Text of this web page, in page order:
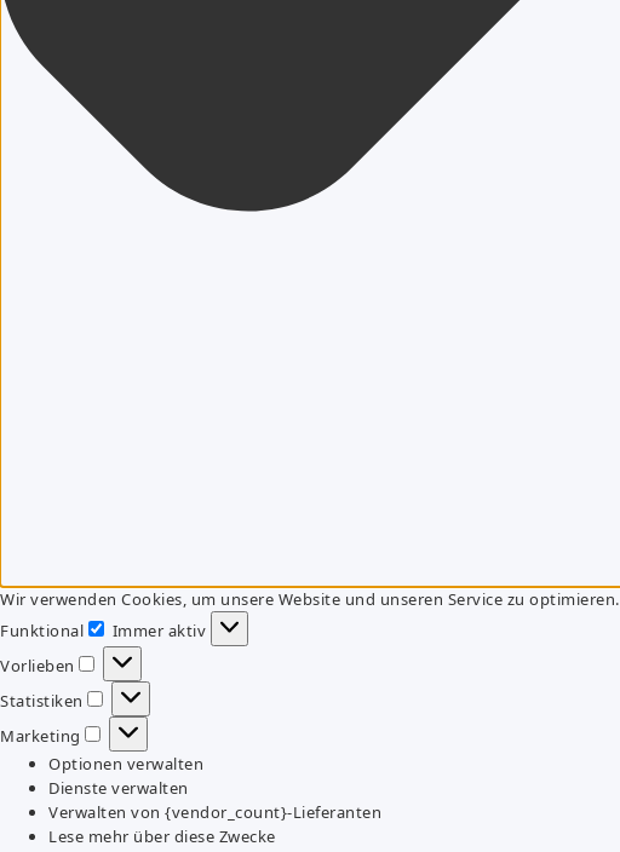
Wir verwenden Cookies, um unsere Website und unseren Service zu optimieren.
Funktional
Funktional
Immer aktiv
Vorlieben
Vorlieben
Statistiken
Statistiken
Marketing
Marketing
Optionen verwalten
Dienste verwalten
Verwalten von {vendor_count}-Lieferanten
Lese mehr über diese Zwecke